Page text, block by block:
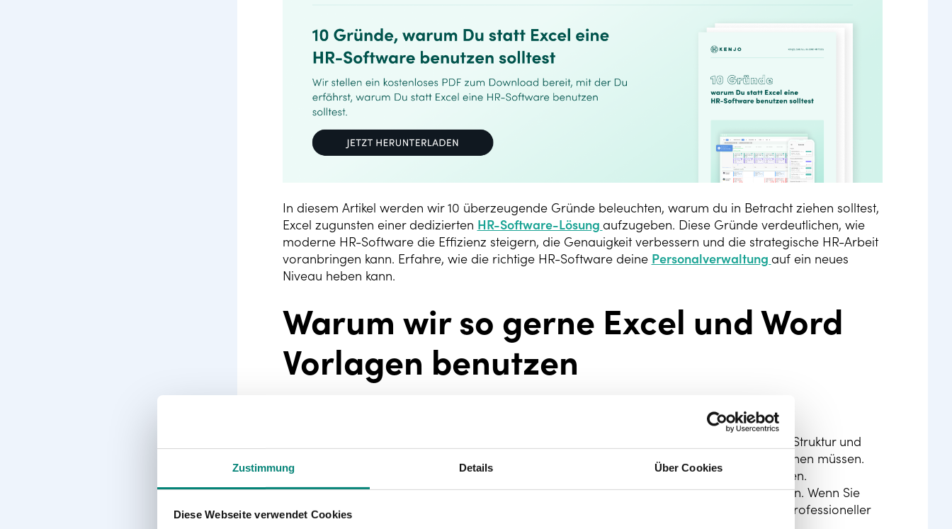
Zustimmung Details Über Cookies
Diese Webseite verwendet Cookies
In diesem Artikel werden wir 10 überzeugende Gründe beleuchten, warum du in Betracht ziehen solltest,
Excel zugunsten einer dedizierten HR-Software-Lösung aufzugeben. Diese Gründe verdeutlichen, wie
moderne HR-Software die Effizienz steigern, die Genauigkeit verbessern und die strategische HR-Arbeit
voranbringen kann. Erfahre, wie die richtige HR-Software deine Personalverwaltung auf ein neues
Niveau heben kann.
Warum wir so gerne Excel und Word
Vorlagen benutzen
Es gibt mehrere Gründe, warum Menschen gerne Excel- und Word-Vorlagen verwenden:
: Vorlagen sind vorgefertigte Dokumente oder Tabellen, die bereits eine Struktur und
Formatierung haben. Dies spart Zeit, da Sie nicht jedes Mal von Grund auf neu beginnen müssen.
Sie können einfach die Vorlage anpassen und Ihre Daten oder Informationen eingeben.
Konsistenz: Vorlagen helfen, Konsistenz in Dokumenten oder Tabellen zu gewährleisten. Wenn Sie
immer wieder die gleiche Vorlage verwenden, sehen Ihre Dokumente oder Berichte professioneller